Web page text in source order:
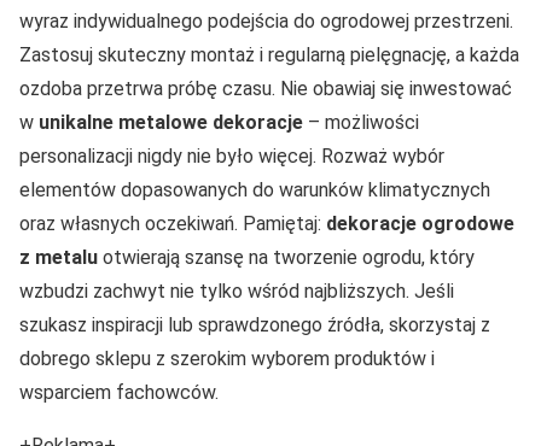
wyraz indywidualnego podejścia do ogrodowej przestrzeni.
Zastosuj skuteczny montaż i regularną pielęgnację, a każda
ozdoba przetrwa próbę czasu. Nie obawiaj się inwestować
w unikalne metalowe dekoracje – możliwości
personalizacji nigdy nie było więcej. Rozważ wybór
elementów dopasowanych do warunków klimatycznych
oraz własnych oczekiwań. Pamiętaj: dekoracje ogrodowe
z metalu otwierają szansę na tworzenie ogrodu, który
wzbudzi zachwyt nie tylko wśród najbliższych. Jeśli
szukasz inspiracji lub sprawdzonego źródła, skorzystaj z
dobrego sklepu z szerokim wyborem produktów i
wsparciem fachowców.